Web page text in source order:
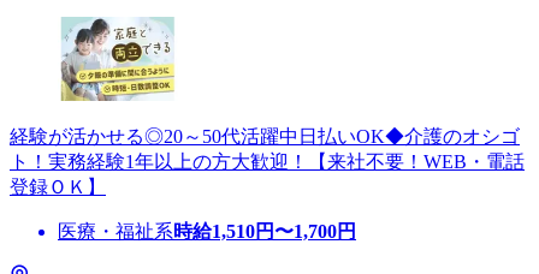
経験が活かせる◎20～50代活躍中日払いOK◆介護のオシゴ
ト！実務経験1年以上の方大歓迎！【来社不要！WEB・電話
登録ＯＫ】
医療・福祉系時給1,510円〜1,700円